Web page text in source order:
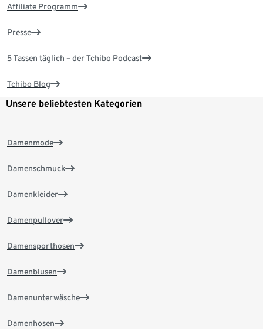
Affiliate Programm
Presse
5 Tassen täglich – der Tchibo Podcast
Tchibo Blog
Unsere beliebtesten Kategorien
Damenmode
Damenschmuck
Damenkleider
Damenpullover
Damensporthosen
Damenblusen
Damenunterwäsche
Damenhosen